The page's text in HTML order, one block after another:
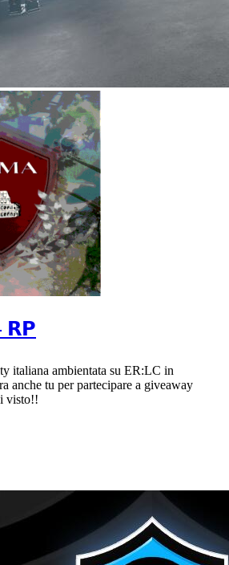
𝗥𝗣
italiana ambientata su ER:LC in
anche tu per partecipare a giveaway
visto!!